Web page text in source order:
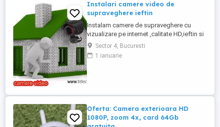
Instalari camere video de
supraveghere ieftin
Instalam camere de supraveghere cu
vizualizare pe internet ,calitate HD,ieftin si
rapid. Vindem componentele necesare
:camere,dvr,accesorii.
Sector 4, Bucuresti
1 ianuarie
Oferta: Camera exterioara HD
1080P, zoom 4x, card 64Gb